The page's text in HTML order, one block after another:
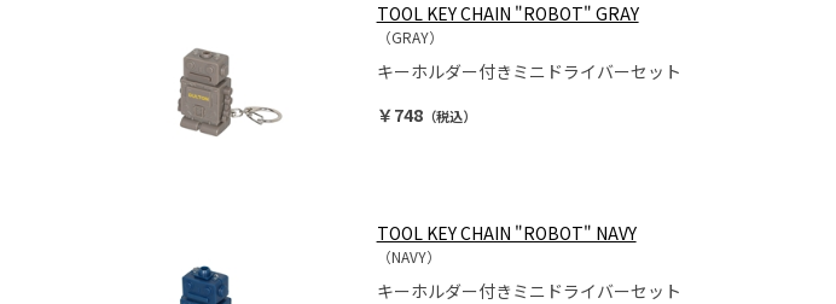
TOOL KEY CHAIN "ROBOT" GRAY
（GRAY）
キーホルダー付きミニドライバーセット
￥748（税込）
TOOL KEY CHAIN "ROBOT" NAVY
（NAVY）
キーホルダー付きミニドライバーセット